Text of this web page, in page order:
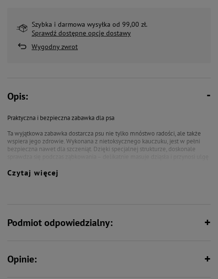
Szybka i darmowa wysyłka od 99,00 zł.
Sprawdź dostępne opcje dostawy
Wygodny zwrot
Opis:
Praktyczna i bezpieczna zabawka dla psa
Ta wyjątkowa zabawka dostarcza psu nie tylko mnóstwo radości, ale także
wspiera jego zdrowie. Wykonana z nietoksycznego kauczuku, jest w pełni
bezpieczna nawet dla szczeniąt. Dzięki specjalnej strukturze, doskonale
masuje dziąsła
kolor wysyłamy losowo
Czytaj więcej
Podmiot odpowiedzialny:
Opinie: